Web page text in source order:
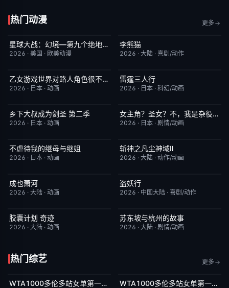
热门动漫 更多
已完结 9.0星球大战：幻境—第九个绝地武士
2026 · 美国 · 欧美动漫
更新至第4集
李熊猫
2026 · 大陆 · 喜剧/动作
更新至第05集 1.0乙女游戏世界对路人角色很不友好第二季
2026 · 日本 · 动画
更新至第05集
雷霆三人行
2026 · 日本 · 科幻/动画
更新至第05集
乡下大叔成为剑圣 第二季
2026 · 日本 · 动画
更新至第7集 10.0女主角？圣女？不，我是杂役女仆（自豪）
2026 · 日本 · 剧情/动画
更新至第05集
不虐待我的继母与继姐
2026 · 日本 · 动画
更新至第09集
斩神之凡尘神域Ⅱ
2026 · 大陆 · 动作/动画
更新至第03集
成也萧河
2026 · 大陆 · 动画
更新至第50集
盗妖行
2026 · 中国大陆 · 喜剧/动作
更新至第6集
胶囊计划 奇迹
2026 · 大陆 · 动画
更新至第16集
苏东坡与杭州的故事
2026 · 大陆 · 剧情/动画
热门综艺 更多
今日更新 5.0WTA1000多伦多站女单第一轮：王欣瑜VS卡萨金娜 今日更新 8.0WTA1000多伦多站女单第一轮：马里诺VS森梅兹